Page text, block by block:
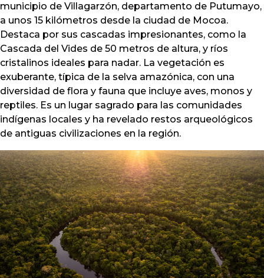
municipio de Villagarzón, departamento de Putumayo,
a unos 15 kilómetros desde la ciudad de Mocoa.
Destaca por sus cascadas impresionantes, como la
Cascada del Vides de 50 metros de altura, y ríos
cristalinos ideales para nadar. La vegetación es
exuberante, típica de la selva amazónica, con una
diversidad de flora y fauna que incluye aves, monos y
reptiles. Es un lugar sagrado para las comunidades
indígenas locales y ha revelado restos arqueológicos
de antiguas civilizaciones en la región.